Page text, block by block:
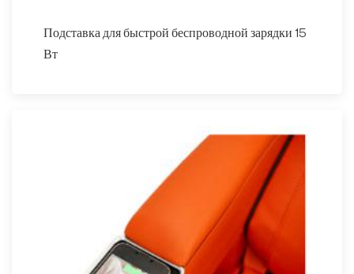
Подставка для быстрой беспроводной зарядки 15
Вт